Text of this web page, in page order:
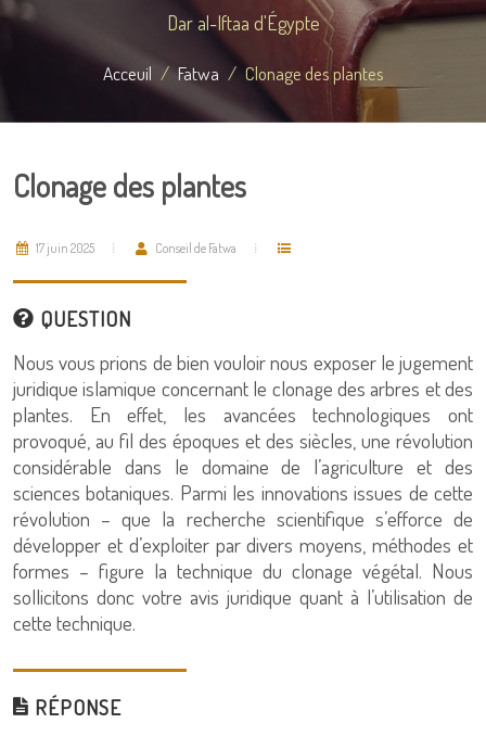
Dar al-Iftaa d'Égypte
Acceuil Fatwa Clonage des plantes
Clonage des plantes
17 juin 2025 Conseil de Fatwa
QUESTION
Nous vous prions de bien vouloir nous exposer le jugement
juridique islamique concernant le clonage des arbres et des
plantes. En effet, les avancées technologiques ont
provoqué, au fil des époques et des siècles, une révolution
considérable dans le domaine de l’agriculture et des
sciences botaniques. Parmi les innovations issues de cette
révolution – que la recherche scientifique s’efforce de
développer et d’exploiter par divers moyens, méthodes et
formes – figure la technique du clonage végétal. Nous
sollicitons donc votre avis juridique quant à l’utilisation de
cette technique.
RÉPONSE